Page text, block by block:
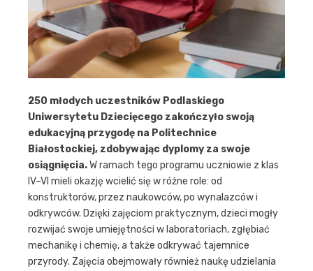
250 młodych uczestników Podlaskiego
Uniwersytetu Dziecięcego zakończyło swoją
edukacyjną przygodę na Politechnice
Białostockiej, zdobywając dyplomy za swoje
osiągnięcia.W ramach tego programu uczniowie z klas
IV–VI mieli okazję wcielić się w różne role: od
konstruktorów, przez naukowców, po wynalazców i
odkrywców. Dzięki zajęciom praktycznym, dzieci mogły
rozwijać swoje umiejętności w laboratoriach, zgłębiać
mechanikę i chemię, a także odkrywać tajemnice
przyrody. Zajęcia obejmowały również naukę udzielania